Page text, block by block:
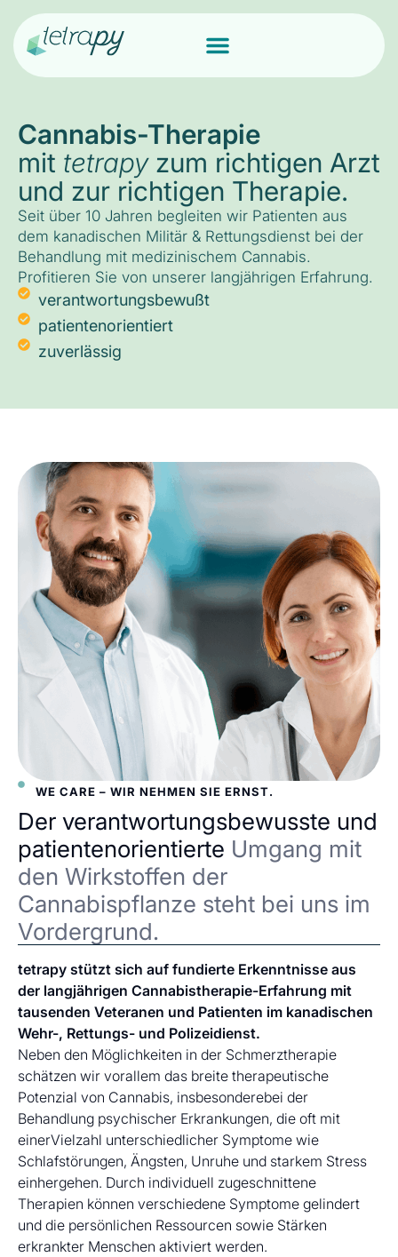
Cannabis-Therapie
mit tetrapyzum richtigen Arzt
und zur richtigen Therapie.
Seit über 10 Jahren begleiten wir Patienten aus
dem kanadischen Militär & Rettungsdienst bei der
Behandlung mit medizinischem Cannabis.
Profitieren Sie von unserer langjährigen Erfahrung.
verantwortungsbewußt
patientenorientiert
zuverlässig
WE CARE – WIR NEHMEN SIE ERNST.
Der verantwortungsbewusste und
patientenorientierte Umgang mit
den Wirkstoffen der
Cannabispflanze steht bei uns im
Vordergrund.
tetrapy stützt sich auf fundierte Erkenntnisse aus
der langjährigen Cannabistherapie-Erfahrung mit
tausenden Veteranen und Patienten im kanadischen
Wehr-, Rettungs- und Polizeidienst.
Neben den Möglichkeiten in der Schmerztherapie
schätzen wir vorallem das breite therapeutische
Potenzial von Cannabis, insbesonderebei der
Behandlung psychischer Erkrankungen, die oft mit
einerVielzahl unterschiedlicher Symptome wie
Schlafstörungen, Ängsten, Unruhe und starkem Stress
einhergehen. Durch individuell zugeschnittene
Therapien können verschiedene Symptome gelindert
und die persönlichen Ressourcen sowie Stärken
erkrankter Menschen aktiviert werden.